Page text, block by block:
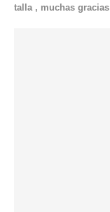
talla , muchas gracias